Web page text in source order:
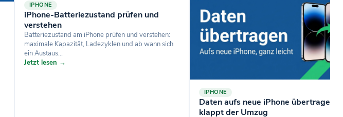
IPHONE
iPhone-Batteriezustand prüfen und
verstehen
Batteriezustand am iPhone prüfen und verstehen:
maximale Kapazität, Ladezyklen und ab wann sich
ein Austaus...
Jetzt lesen →
IPHONE
Daten aufs neue iPhone übertragen:
klappt der Umzug